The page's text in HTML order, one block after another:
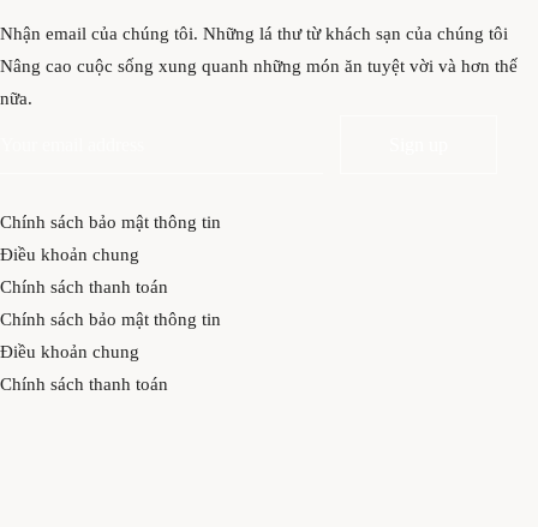
Nhận email của chúng tôi. Những lá thư từ khách sạn của chúng tôi
Nâng cao cuộc sống xung quanh những món ăn tuyệt vời và hơn thế
nữa.
Chính sách bảo mật thông tin
Điều khoản chung
Chính sách thanh toán
Chính sách bảo mật thông tin
Điều khoản chung
Chính sách thanh toán